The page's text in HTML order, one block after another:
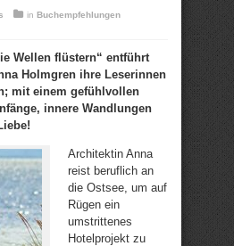
in Buchempfehlungen
Wellen flüstern“ entführt
Holmgren ihre Leserinnen
mit einem gefühlvollen
innere Wandlungen
Architektin Anna
reist beruflich an
die Ostsee, um auf
Rügen ein
umstrittenes
Hotelprojekt zu